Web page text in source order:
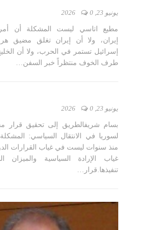
يونيو 23, 2026 0
مطيع اتاسي ليست المشكلة أن
إيران، ولا أن إيران تغلق مضيق
إسرائيل تستمر في الحرب، ولا أن
طرف الخوف منتظراً خبر السفن…
يونيو 23, 2026 0
بسام شريفالطريق إلى تحقيق قرار
لسوريا في الانتقال السياسي:
منذ سنوات ليست في غياب القرارات
غياب الإرادة السياسية والميزان
تنفيذها.قرار…